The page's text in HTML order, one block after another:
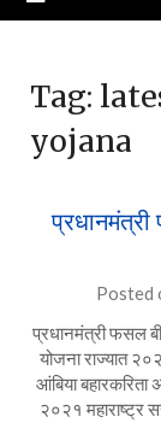
Tag:
yojana
Posted
प्रधानमंत्री फसल
योजना राज्यात
आंबिया
२०२१ महाराष्ट्र